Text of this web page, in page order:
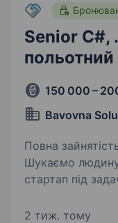
Senior C#,
150 000 –
Bavovna
Повна
Шукаємо
стартап під
платформи
2 тиж. тому